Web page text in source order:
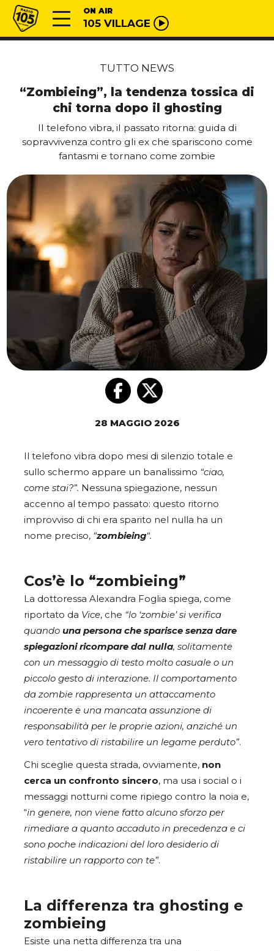
Vai al contenuto
Radio 105 ON AIR
105 VILLAGE
TUTTO NEWS
“Zombieing”, la tendenza tossica di
chi torna dopo il ghosting
Il telefono vibra, il passato ritorna: guida di
sopravvivenza contro gli ex che spariscono come
fantasmi e tornano come zombie
28 MAGGIO 2026
Il telefono vibra dopo mesi di silenzio totale e
sullo schermo appare un banalissimo “ciao,
come stai?”. Nessuna spiegazione, nessun
accenno al tempo passato: questo ritorno
improvviso di chi era sparito nel nulla ha un
nome preciso, “zombieing“.
Cos’è lo “zombieing”
La dottoressa Alexandra Foglia spiega, come
riportato da Vice, che “lo ‘zombie’ si verifica
quando una persona che sparisce senza dare
spiegazioni ricompare dal nulla, solitamente
con un messaggio di testo molto casuale o un
piccolo gesto di interazione. Il comportamento
da zombie rappresenta un attaccamento
incoerente e una mancata assunzione di
responsabilità per le proprie azioni, anziché un
vero tentativo di ristabilire un legame perduto”.
Chi sceglie questa strada, ovviamente, non
cerca un confronto sincero, ma usa i social o i
messaggi notturni come ripiego contro la noia e,
“in genere, non viene fatto alcuno sforzo per
rimediare a quanto accaduto in precedenza e ci
sono poche indicazioni del loro desiderio di
ristabilire un rapporto con te”.
La differenza tra ghosting e
zombieing
Esiste una netta differenza tra una